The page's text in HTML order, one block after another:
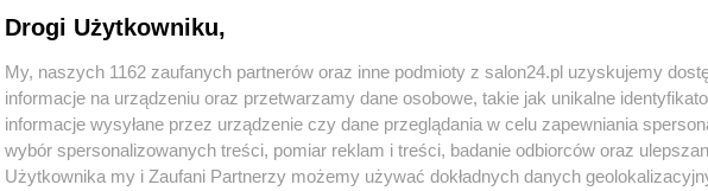
« WRÓĆ DO NOTKI
Drogi Użytkowniku,
My, naszych 1162 zaufanych partnerów oraz inne podmioty z salon24.pl uzyskujemy
informacje na urządzeniu oraz przetwarzamy dane osobowe, takie jak unikalne
informacje wysyłane przez urządzenie czy dane przeglądania w celu zapewniania
wybór spersonalizowanych treści, pomiar reklam i treści, badanie odbiorców oraz
Użytkownika my i Zaufani Partnerzy możemy używać dokładnych danych